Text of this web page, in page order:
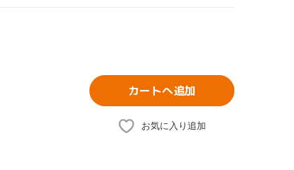
カートへ追加
お気に入り追加